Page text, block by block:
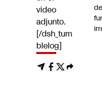
video
adjunto.
[/dsh_tum
blelog]
de